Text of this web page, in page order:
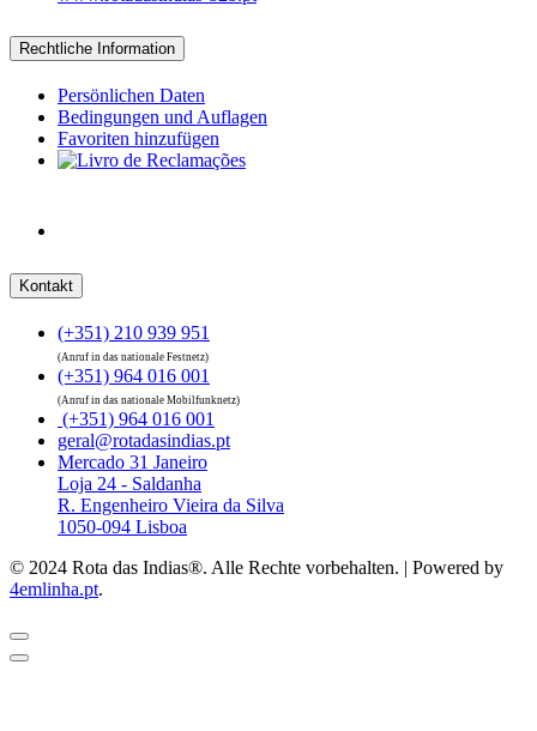
Rechtliche Information
Persönlichen Daten
Bedingungen und Auflagen
Favoriten hinzufügen
Kontakt
(+351) 210 939 951
(Anruf in das nationale Festnetz)
(+351) 964 016 001
(Anruf in das nationale Mobilfunknetz)
(+351) 964 016 001
geral@rotadasindias.pt
Mercado 31 Janeiro
Loja 24 - Saldanha
R. Engenheiro Vieira da Silva
1050-094 Lisboa
© 2024 Rota das Indias®. Alle Rechte vorbehalten. | Powered by
4emlinha.pt.